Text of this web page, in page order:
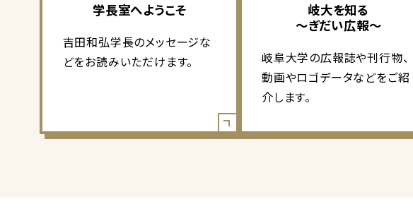
学長室へようこそ
吉田和弘学長のメッセージな
どをお読みいただけます。
岐大を知る
～ぎだい広報～
岐阜大学の広報誌や刊行物、
動画やロゴデータなどをご紹
介します。